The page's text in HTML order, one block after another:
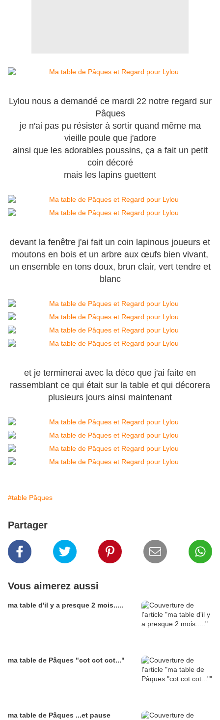
Lylou nous a demandé ce mardi 22 notre regard sur
Pâques
je n'ai pas pu résister à sortir quand même ma
vieille poule que j'adore
ainsi que les adorables poussins, ça a fait un petit
coin décoré
mais les lapins guettent
devant la fenêtre j'ai fait un coin lapinous joueurs et
moutons en bois et un arbre aux œufs bien vivant,
un ensemble en tons doux, brun clair, vert tendre et
blanc
et je terminerai avec la déco que j'ai faite en
rassemblant ce qui était sur la table et qui décorera
plusieurs jours ainsi maintenant
#table Pâques
Partager
Vous aimerez aussi
ma table d'il y a presque 2 mois.....
ma table de Pâques "cot cot cot..."
ma table de Pâques ...et pause